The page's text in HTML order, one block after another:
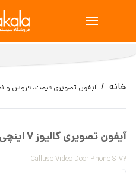
خانه آیفون تصویری قیمت، فروش و
آیفون تصویری کالیوز 7 اینچی مدل S-72 با حافظه
Calluse Video Door Phone S-72